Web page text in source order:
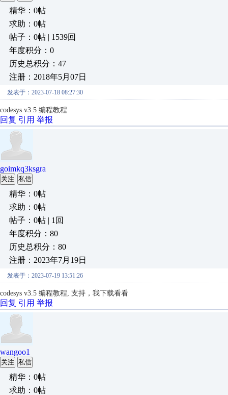
精华：0帖
求助：0帖
帖子：0帖 | 1539回
年度积分：0
历史总积分：47
注册：2018年5月07日
发表于：2023-07-18 08:27:30
codesys v3.5 编程教程
回复 引用 举报
goimkq3ksgra
关注 私信
精华：0帖
求助：0帖
帖子：0帖 | 1回
年度积分：80
历史总积分：80
注册：2023年7月19日
发表于：2023-07-19 13:51:26
codesys v3.5 编程教程, 支持，我下载看看
回复 引用 举报
wangoo1
关注 私信
精华：0帖
求助：0帖